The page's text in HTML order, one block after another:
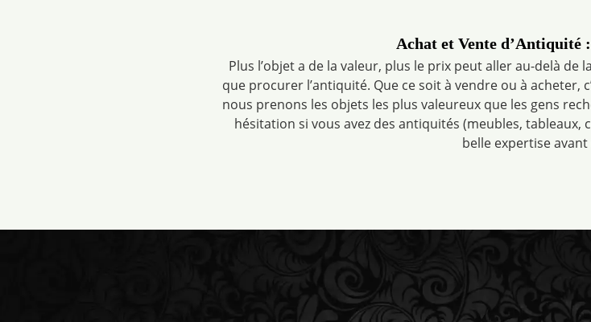
Achat et Vente d’Antiquité
Plus l’objet a de la valeur, plus le prix peut aller au-delà de
que procurer l’antiquité. Que ce soit à vendre ou à acheter,
nous prenons les objets les plus valeureux que les gens
hésitation si vous avez des antiquités (meubles,
belle expertise